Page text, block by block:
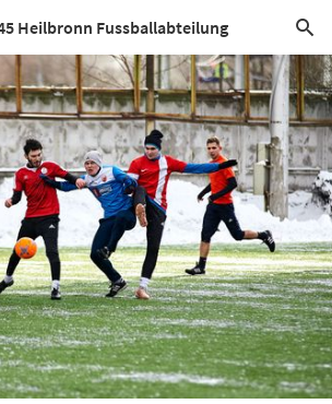
Heilbronn Fussballabteilung